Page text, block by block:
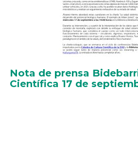
Nota de prensa
Científica 17 de